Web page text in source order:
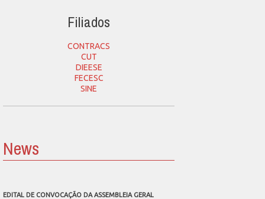
Filiados
CONTRACS
CUT
DIEESE
FECESC
SINE
News
EDITAL DE CONVOCAÇÃO DA ASSEMBLEIA GERAL